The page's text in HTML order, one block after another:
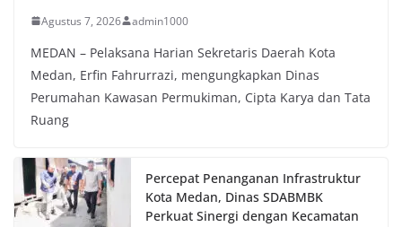
Agustus 7, 2026 admin1000
MEDAN – Pelaksana Harian Sekretaris Daerah Kota
Medan, Erfin Fahrurrazi, mengungkapkan Dinas
Perumahan Kawasan Permukiman, Cipta Karya dan Tata
Ruang
Percepat Penanganan Infrastruktur
Kota Medan, Dinas SDABMBK
Perkuat Sinergi dengan Kecamatan